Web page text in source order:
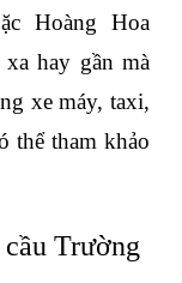
Hoàng Hoa
hay gần mà
xe máy, taxi,
thể tham khảo
Trường